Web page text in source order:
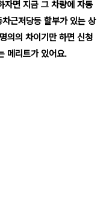
자면 지금 그 차량에 자동
근저당등 할부가 있는 상
의의 차이기만 하면 신청
메리트가 있어요.